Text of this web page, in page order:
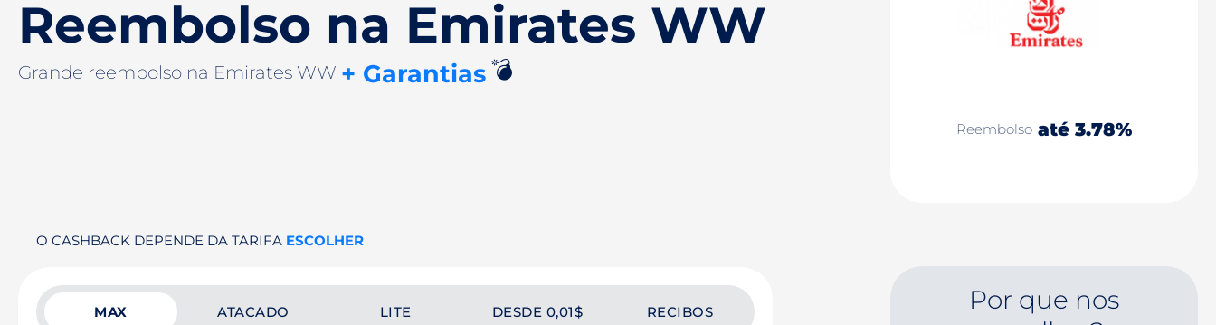
Reembolso na Emirates WW
Grande reembolso na Emirates WW + Garantias💣
Reembolso até 3.78%
O CASHBACK DEPENDE DA TARIFA ESCOLHER
MAX ATACADO LITE DESDE 0,01$ RECIBOS
Por que nos